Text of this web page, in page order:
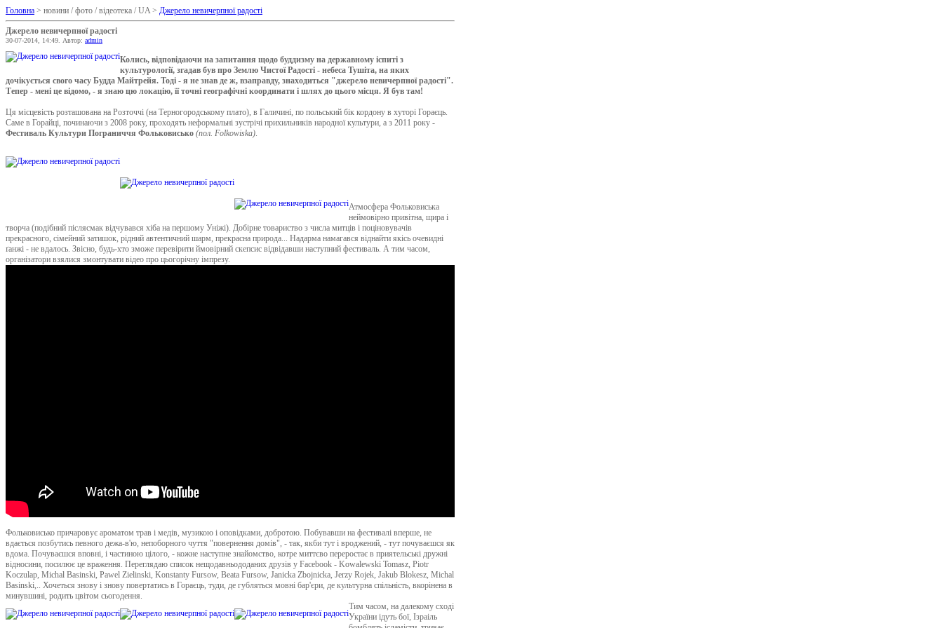
Головна > новини / фото / відеотека / UA > Джерело невичерпної радості
Джерело невичерпної радості
30-07-2014, 14:49. Автор: admin
Колись, відповідаючи на запитання щодо буддизму на державному іспиті з
культурології, згадав був про Землю Чистої Радості - небеса Тушіта, на яких
дочікується свого часу Будда Майтрейя. Тоді - я не знав де ж, взаправду, знаходиться "джерело невичерпної радості".
Тепер - мені це відомо, - я знаю цю локацію, її точні географічні координати і шлях до цього місця. Я був там!
Ця місцевість розташована на Розточчі (на Терногородському плато), в Галичині, по польський бік кордону в хуторі Гораєць.
Саме в Горайці, починаючи з 2008 року, проходять неформальні зустрічі прихильників народної культури, а з 2011 року -
Фестиваль Культури Пограниччя Фольковисько (пол. Folkowiska).
Атмосфера Фольковиська
неймовірно привітна, щира і
творча (подібний післясмак відчувався хіба на першому Уніжі). Добірне товариство з числа митців і поціновувачів
прекрасного, сімейний затишок, рідний автентичний шарм, прекрасна природа... Надарма намагався віднайти якісь очевидні
ґанжі - не вдалось. Звісно, будь-хто зможе перевірити ймовірний скепсис відвідавши наступний фестиваль. А тим часом,
організатори взялися змонтувати відео про цьогорічну імпрезу.
Фольковисько причаровує ароматом трав і медів, музикою і оповідками, добротою. Побувавши на фестивалі вперше, не
вдається позбутись певного дежа-в'ю, непоборного чуття "повернення домів", - так, якби тут і вроджений, - тут почуваєшся як
вдома. Почуваєшся вповні, і частиною цілого, - кожне наступне знайомство, котре миттєво переростає в приятельські дружні
відносини, посилює це враження. Переглядаю список нещодавньододаних друзів у Facebook - Kowalewski Tomasz, Piotr
Koczulap, Michal Basinski, Pawel Zielinski, Konstanty Fursow, Beata Fursow, Janicka Zbojnicka, Jerzy Rojek, Jakub Blokesz, Michal
Basinski,.. Хочеться знову і знову повертатись в Гораєць, туди, де губляться мовні бар'єри, де культурна спільність, вкорінена в
минувшині, родить цвітом сьогодення.
Тим часом, на далекому сході
України ідуть бої, Ізраіль